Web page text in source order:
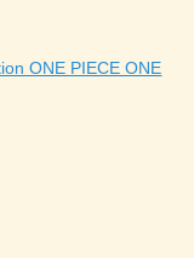
ONE PIECE ONE